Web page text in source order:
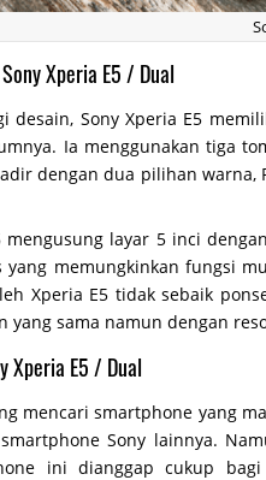
Xperia E5 / Dual
desain, Sony Xperia E5
Ia menggunakan tiga
dengan dua pilihan
mengusung layar 5 inci
yang memungkinkan fungsi
Xperia E5 tidak sebaik
yang sama namun dengan
Xperia E5 / Dual
mencari smartphone yang
Sony lainnya.
ini dianggap cukup